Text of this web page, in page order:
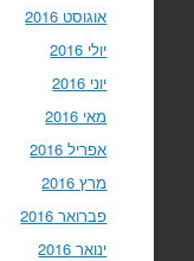
אוגוסט 2016
יולי 2016
יוני 2016
מאי 2016
אפריל 2016
מרץ 2016
פברואר 2016
ינואר 2016